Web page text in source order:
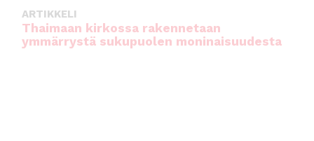
ARTIKKELI
Thaimaan kirkossa rakennetaan
ymmärrystä sukupuolen moninaisuudesta